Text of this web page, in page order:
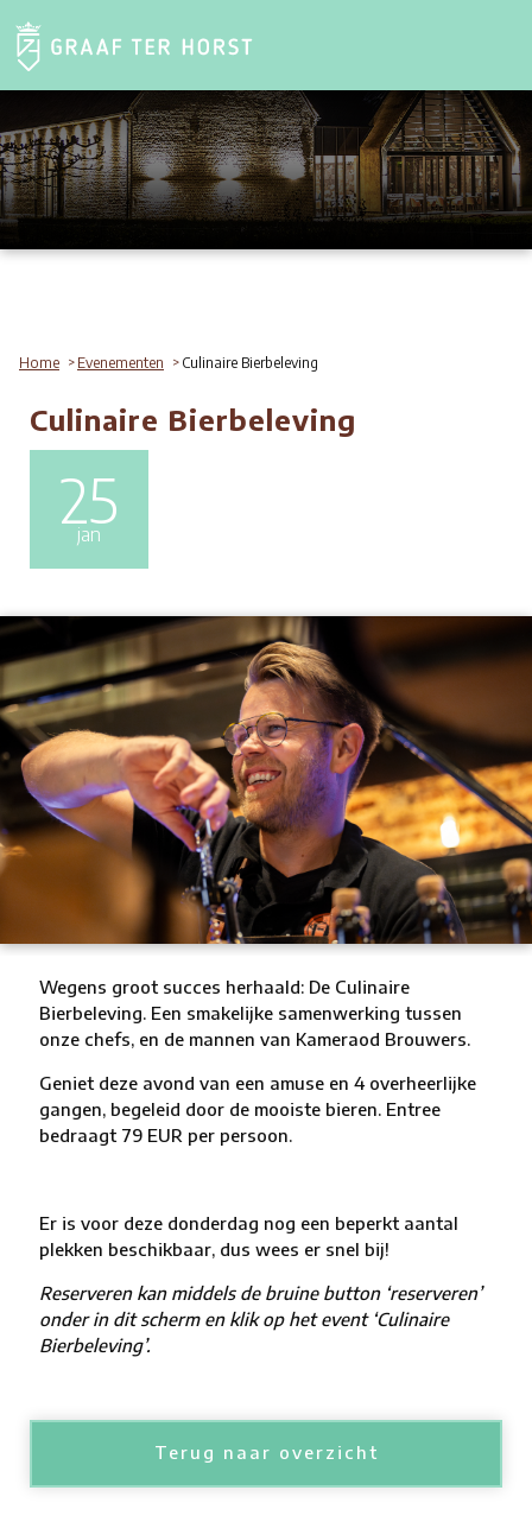
Home Evenementen Culinaire Bierbeleving
Culinaire Bierbeleving
25
jan
Wegens groot succes herhaald: De Culinaire
Bierbeleving. Een smakelijke samenwerking tussen
onze chefs, en de mannen van Kameraod Brouwers.
Geniet deze avond van een amuse en 4 overheerlijke
gangen, begeleid door de mooiste bieren. Entree
bedraagt 79 EUR per persoon.
Er is voor deze donderdag nog een beperkt aantal
plekken beschikbaar, dus wees er snel bij!
Reserveren kan middels de bruine button ‘reserveren’
onder in dit scherm en klik op het event ‘Culinaire
Bierbeleving’.
Terug naar overzicht